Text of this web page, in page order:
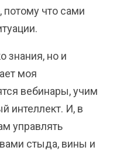
что сами
знания, но и
моя
вебинары, учим
интеллект. И, в
управлять
стыда, вины и